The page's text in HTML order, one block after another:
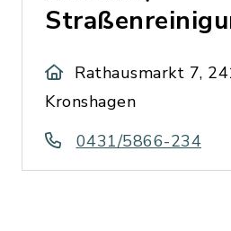
Rathausmarkt 7,
Kronshagen
0431/5866-234